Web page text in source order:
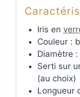
Iris en
Couleur :
Diamètre
Serti sur
(au choix)
Longueur